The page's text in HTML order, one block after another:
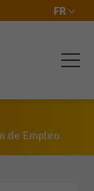
FR
de
de Empleo